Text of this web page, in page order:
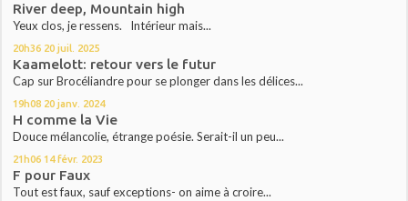
River deep, Mountain high
Yeux clos, je ressens. Intérieur mais...
20h36 20 juil. 2025
Kaamelott: retour vers le futur
Cap sur Brocéliandre pour se plonger dans les délices...
19h08 20 janv. 2024
H comme la Vie
Douce mélancolie, étrange poésie. Serait-il un peu...
21h06 14 févr. 2023
F pour Faux
Tout est faux, sauf exceptions- on aime à croire...